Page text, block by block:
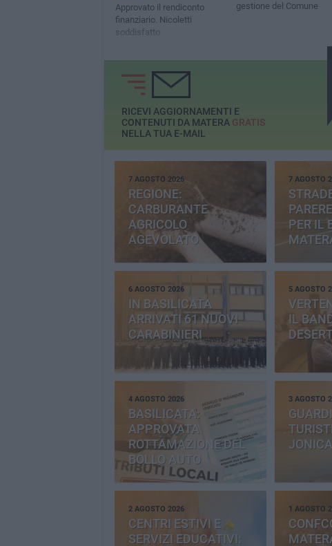
Approvato il rendiconto
finanziario. Nicoletti
soddisfatto
gestione del Comune
RICEVI AGGIORNAMENTI E
CONTENUTI DA MATERA GRATIS
NELLA TUA E-MAIL
7 AGOSTO 2026
REGIONE:
CARBURANTE
AGRICOLO
AGEVOLATO
7 AGOSTO
PER IL
6 AGOSTO 2026
IN BASILICATA
ARRIVATI 61 NUOVI
CARABINIERI
5 AGOSTO
IL
4 AGOSTO 2026
BASILICATA:
APPROVATA
ROTTAMAZIONE DEL
BOLLO AUTO
3 AGOSTO
JONICA
2 AGOSTO 2026
CENTRI ESTIVI E
SERVIZI EDUCATIVI:
1 AGOSTO